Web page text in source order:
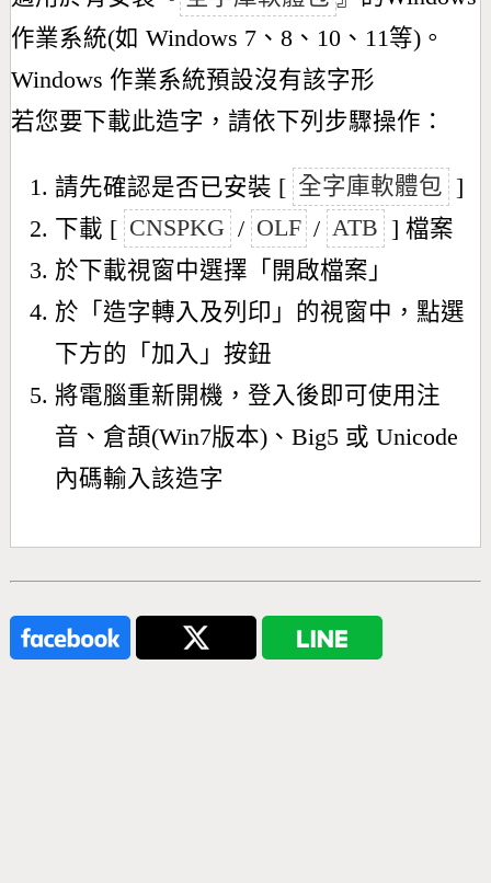
作業系統(如 Windows 7、8、10、11等)。
Windows 作業系統預設沒有該字形
若您要下載此造字，請依下列步驟操作：
請先確認是否已安裝 [ 全字庫軟體包 ]
下載 [ CNSPKG / OLF / ATB ] 檔案
於下載視窗中選擇「開啟檔案」
於「造字轉入及列印」的視窗中，點選
下方的「加入」按鈕
將電腦重新開機，登入後即可使用注
音、倉頡(Win7版本)、Big5 或 Unicode
內碼輸入該造字